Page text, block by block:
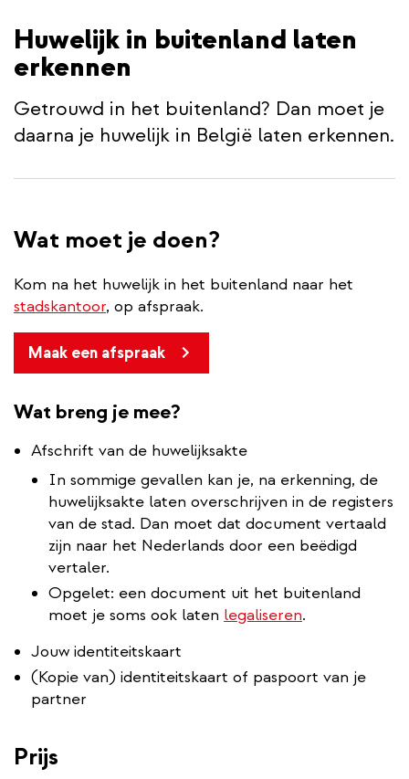
Huwelijk in buitenland laten
erkennen
Getrouwd in het buitenland? Dan moet je
daarna je huwelijk in België laten erkennen.
Wat moet je doen?
Kom na het huwelijk in het buitenland naar het
stadskantoor, op afspraak.
Maak een afspraak
Wat breng je mee?
Afschrift van de huwelijksakte
In sommige gevallen kan je, na erkenning, de
huwelijksakte laten overschrijven in de registers
van de stad. Dan moet dat document vertaald
zijn naar het Nederlands door een beëdigd
vertaler.
Opgelet: een document uit het buitenland
moet je soms ook laten legaliseren.
Jouw identiteitskaart
(Kopie van) identiteitskaart of paspoort van je
partner
Prijs